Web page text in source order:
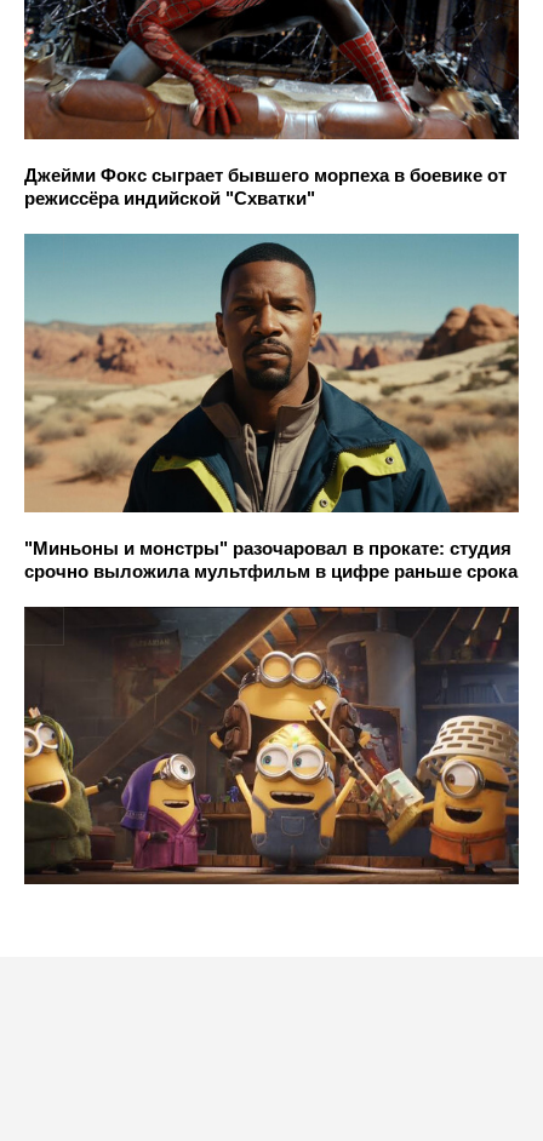
Джейми Фокс сыграет бывшего морпеха в боевике от
режиссёра индийской "Схватки"
"Миньоны и монстры" разочаровал в прокате: студия
срочно выложила мультфильм в цифре раньше срока